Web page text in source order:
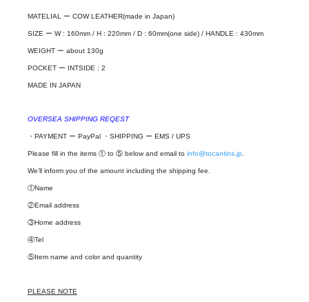
MATELIAL ー COW LEATHER(made in Japan)
SIZE ー W : 160mm / H : 220mm / D : 60mm(one side) / HANDLE : 430mm
WEIGHT ー about 130g
POCKET ー INTSIDE : 2
MADE IN JAPAN
OVERSEA SHIPPING REQEST
・PAYMENT ー PayPal ・SHIPPING ー EMS / UPS
Please fill in the items ① to ⑤ below and email to info@tocantins.jp.
We’ll inform you of the amount including the shipping fee.
①Name
②Email address
③Home address
④Tel
⑤Item name and color and quantity
PLEASE NOTE